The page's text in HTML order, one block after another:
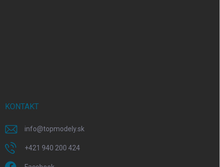
KONTAKT
info@topmodely.sk
+421 940 200 424